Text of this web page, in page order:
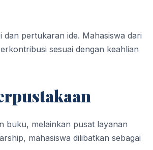
pertukaran ide. Mahasiswa dari
sesuai dengan keahlian
buku, melainkan pusat layanan
mahasiswa dilibatkan sebagai